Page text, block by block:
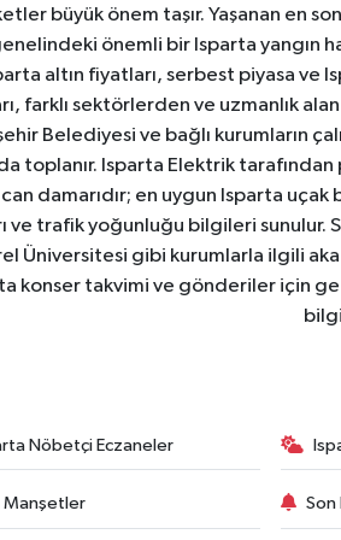
büyük önem taşır. Yaşanan en
önemli bir Isparta yangın
altın fiyatları, serbest piyasa ve
farklı sektörlerden ve uzmanlık
Belediyesi ve bağlı kurumların
toplanır. Isparta Elektrik
damarıdır; en uygun Isparta
ve trafik yoğunluğu bilgileri sunulur.
Üniversitesi gibi kurumlarla ilgili
konser takvimi ve gönderiler için
Nöbetçi Eczaneler
Manşetler Son